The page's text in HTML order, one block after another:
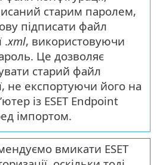
старим паролем,
підписати файл
.xml, використовуючи
Це дозволяє
старий файл
не експортуючи його на
із ESET Endpoint
імпортом.
вмикати ESET